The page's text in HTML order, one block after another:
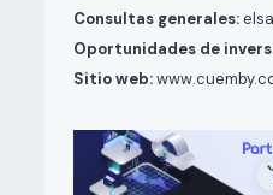
Consultas generales:
Oportunidades de
Sitio web: